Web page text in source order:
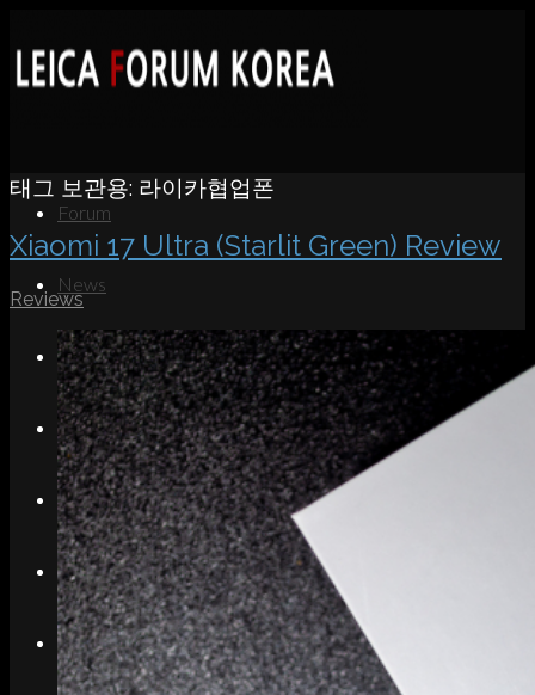
Forum
News
Portfolio
About
Contact
Search
MenuMenu
태그 보관용: 라이카협업폰
Xiaomi 17 Ultra (Starlit Green) Review
Reviews